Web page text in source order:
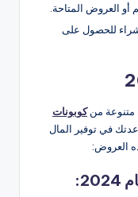
العروض المتاحة.
للحصول على
كوبونات
لعام 2024 لمساعدتك في توفير المال
العروض: